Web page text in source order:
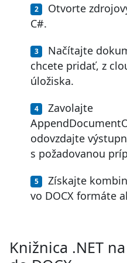
Otvorte
C#.
Načítajte
chcete pridať, z
úložiska.
Zavolajte
odovzdajte
s požadovanou
Získajte
vo DOCX formáte
Knižnica .NET